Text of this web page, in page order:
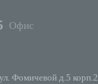
Офис
Фомичевой д.5 корп.2